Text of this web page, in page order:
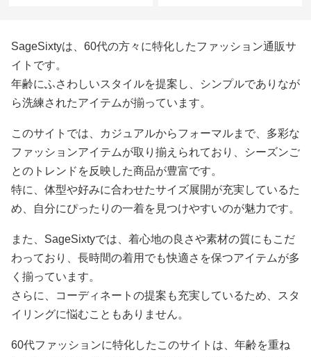
SageSixtyは、60代の方々に特化したファッション通販サ
イトです。
年齢にふさわしいスタイルを提案し、シンプルでありなが
ら洗練されたアイテムが揃っています。
このサイトでは、カジュアルからフォーマルまで、多彩な
ファッションアイテムが取り揃えられており、シーズンご
とのトレンドを反映した商品が豊富です。
特に、体型や好みに合わせたサイズ展開が充実しているた
め、自分にぴったりの一着を見つけやすいのが魅力です。
また、SageSixtyでは、着心地の良さや素材の質にもこだ
わっており、長時間の着用でも快適さを保つアイテムが多
く揃っています。
さらに、コーディネートの提案も充実しているため、スタ
イリングに悩むこともありません。
60代ファッションに特化したこのサイトは、年齢を重ね